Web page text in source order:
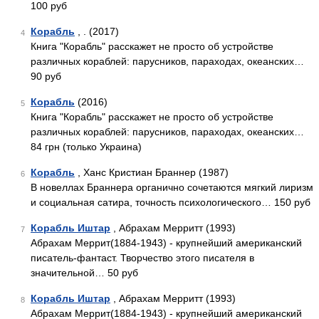
100 руб
4 Корабль , . (2017)
Книга "Корабль" расскажет не просто об устройстве
различных кораблей: парусников, параходах, океанских…
90 руб
5 Корабль (2016)
Книга "Корабль" расскажет не просто об устройстве
различных кораблей: парусников, параходах, океанских…
84 грн (только Украина)
6 Корабль , Ханс Кристиан Браннер (1987)
В новеллах Браннера органично сочетаются мягкий лиризм
и социальная сатира, точность психологического… 150 руб
7 Корабль Иштар , Абрахам Мерритт (1993)
Абрахам Меррит(1884-1943) - крупнейший американский
писатель-фантаст. Творчество этого писателя в
значительной… 50 руб
8 Корабль Иштар , Абрахам Мерритт (1993)
Абрахам Меррит(1884-1943) - крупнейший американский